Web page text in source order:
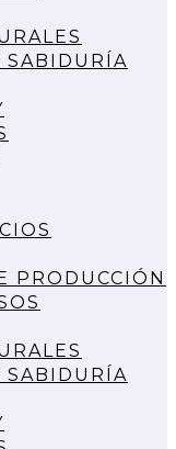
SABIDURÍA
PRODUCCIÓN
SABIDURÍA